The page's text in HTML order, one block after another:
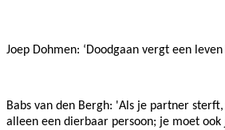
Joep Dohmen: ‘Doodgaan vergt een
Babs van den Bergh: 'Als je partner
alleen een dierbaar persoon; je moet ook